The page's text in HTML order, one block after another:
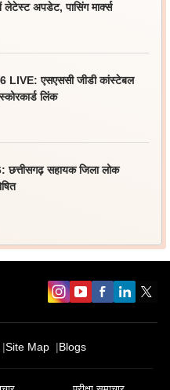
अपडेट, पासिंग मार्क्स
एसएससी जीडी कांस्टेबल
लिंक
सहायक जिला लोक
Site Map Blogs